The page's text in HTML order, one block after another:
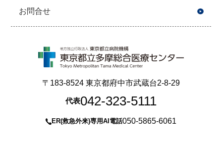
お問合せ
〒183-8524 東京都府中市武蔵台2-8-29
代表042-323-5111
ER(救急外来)専用AI電話050-5865-6061